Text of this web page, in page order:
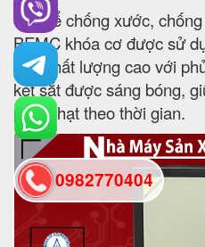
✔ Để chống xước, chống
BEMC khóa cơ được sử
búa chất lượng cao với
két sắt được sáng bóng,
phai nhạt theo thời gian.
0982770404